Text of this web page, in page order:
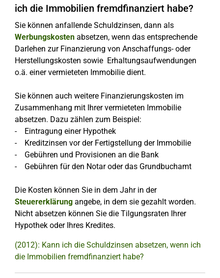
ich die Immobilien fremdfinanziert habe?
Sie können anfallende Schuldzinsen, dann als
Werbungskosten absetzen, wenn das entsprechende
Darlehen zur Finanzierung von Anschaffungs- oder
Herstellungskosten sowie Erhaltungsaufwendungen
o.ä. einer vermieteten Immobilie dient.
Sie können auch weitere Finanzierungskosten im
Zusammenhang mit Ihrer vermieteten Immobilie
absetzen. Dazu zählen zum Beispiel:
- Eintragung einer Hypothek
- Kreditzinsen vor der Fertigstellung der Immobilie
- Gebühren und Provisionen an die Bank
- Gebühren für den Notar oder das Grundbuchamt
Die Kosten können Sie in dem Jahr in der
Steuererklärung angebe, in dem sie gezahlt worden.
Nicht absetzen können Sie die Tilgungsraten Ihrer
Hypothek oder Ihres Kredites.
(2012): Kann ich die Schuldzinsen absetzen, wenn ich
die Immobilien fremdfinanziert habe?